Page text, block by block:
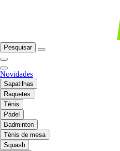
Pesquisar
Novidades
Sapatilhas
Raquetes
Ténis
Pádel
Badminton
Ténis de mesa
Squash